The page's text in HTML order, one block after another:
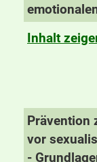
Inhalt
Prävention
vor
-